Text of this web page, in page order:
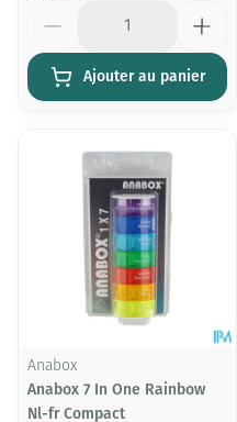
Ajouter au panier
Anabox
Anabox 7 In One Rainbow
Nl-fr Compact